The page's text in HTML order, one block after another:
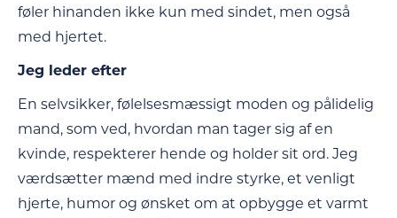
føler hinanden ikke kun med sindet, men også
med hjertet.
Jeg leder efter
En selvsikker, følelsesmæssigt moden og pålidelig
mand, som ved, hvordan man tager sig af en
kvinde, respekterer hende og holder sit ord. Jeg
værdsætter mænd med indre styrke, et venligt
hjerte, humor og ønsket om at opbygge et varmt